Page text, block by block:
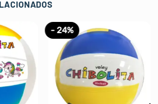
- 24%